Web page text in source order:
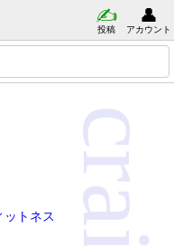
投稿 アカウント
トネス